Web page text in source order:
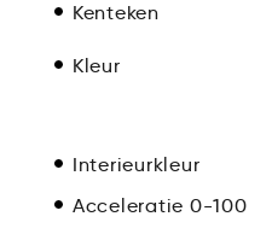
Kenteken
Kleur
Interieurkleur
Acceleratie 0-100